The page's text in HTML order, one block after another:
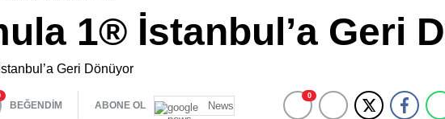
1® İstanbul’a Geri
BEĞENDİM ABONE OL News
0